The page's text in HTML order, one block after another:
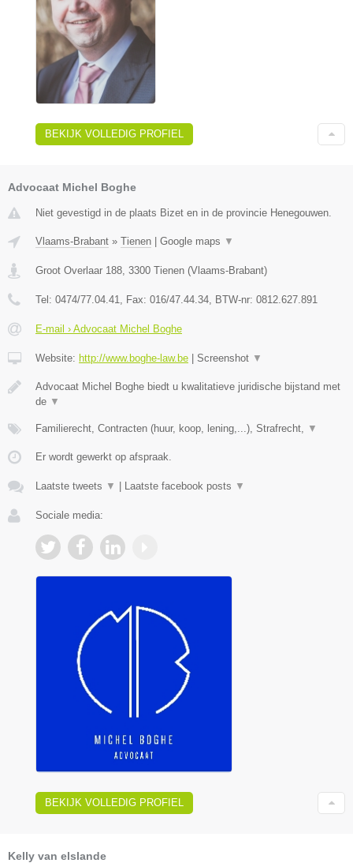
BEKIJK VOLLEDIG PROFIEL
Advocaat Michel Boghe
Niet gevestigd in de plaats Bizet en in de provincie Henegouwen.
Vlaams-Brabant » Tienen Google maps ▼
Groot Overlaar 188 3300 Tienen (Vlaams-Brabant)
Tel: 0474/77.04.41 , Fax: 016/47.44.34 , BTW-nr: ​0812.627.891
E-mail › Advocaat Michel Boghe
Website: http://www.boghe-law.be Screenshot ▼
Advocaat Michel Boghe biedt u kwalitatieve juridische bijstand met
de ▼
Familierecht, Contracten (huur, koop, lening,...), Strafrecht, ▼
Er wordt gewerkt op afspraak.
Laatste tweets ▼ Laatste facebook posts ▼
Sociale media:
BEKIJK VOLLEDIG PROFIEL
Kelly van elslande